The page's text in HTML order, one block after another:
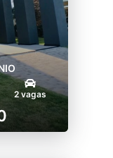
2 vagas